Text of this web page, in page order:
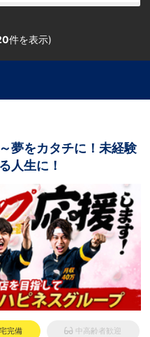
件を表示)
夢をカタチに！未経験
人生に！
完備 中高齢者歓迎